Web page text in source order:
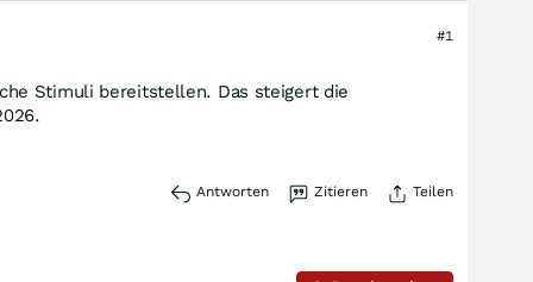
#1
Stimuli bereitstellen. Das steigert die
Antworten Zitieren Teilen